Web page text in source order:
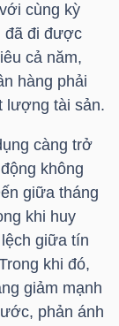
cùng kỳ
đã đi được
cả năm,
hàng phải
lượng tài sản.
càng trở
không
giữa tháng
khi huy
giữa tín
khi đó,
giảm mạnh
phản ánh